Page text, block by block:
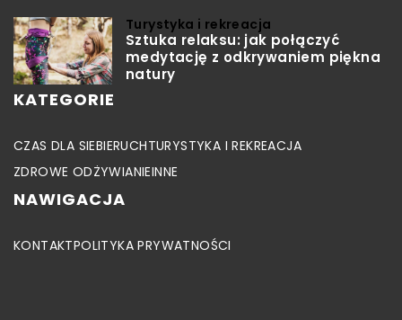
Turystyka i rekreacja
Sztuka relaksu: jak połączyć
medytację z odkrywaniem piękna
natury
KATEGORIE
CZAS DLA SIEBIERUCHTURYSTYKA I REKREACJA
ZDROWE ODŻYWIANIEINNE
NAWIGACJA
KONTAKTPOLITYKA PRYWATNOŚCI